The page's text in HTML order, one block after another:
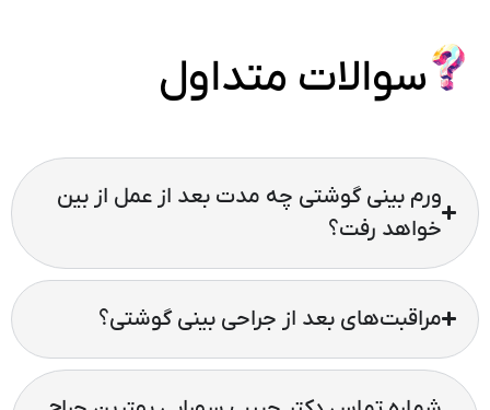
مشخصات بینی‌های گوشتی
به طور معمول بینی‌های گوشتی یک شکل بوده و تفاوت
آن‌ها در ضخامت پوست، اندازه پره‌های بینی، میزان چربی
سوالات متداول
ورم بینی گوشتی چه مدت بعد از عمل از بین
خواهد رفت؟
مراقبت‌های بعد از جراحی بینی گوشتی؟